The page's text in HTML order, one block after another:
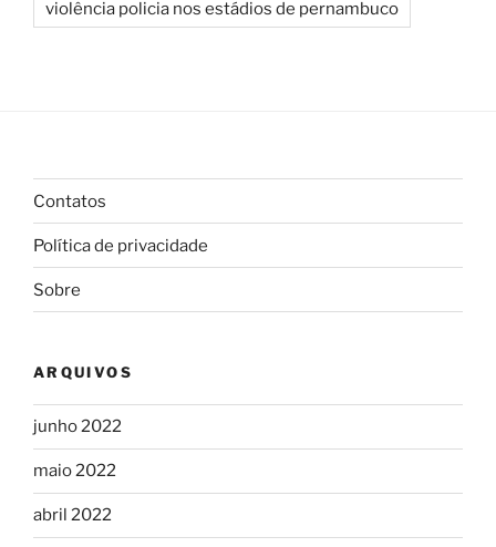
violência policia nos estádios de pernambuco
Contatos
Política de privacidade
Sobre
ARQUIVOS
junho 2022
maio 2022
abril 2022